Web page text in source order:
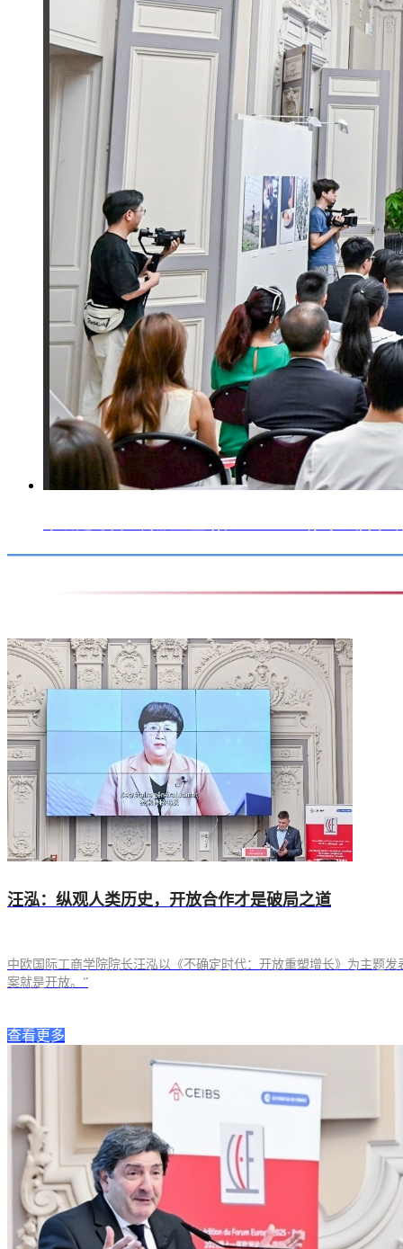
汪泓：纵观人类历史，开放合作才是破局之道
中欧国际工商学院院长汪泓以《不确定时代：开放重塑增长》为主题
案就是开放。”
查看更多